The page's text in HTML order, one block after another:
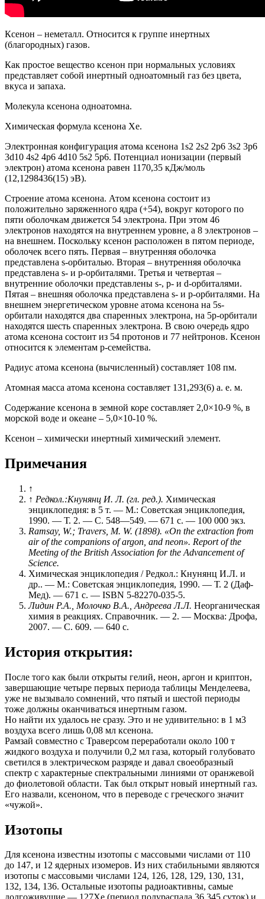
Ксенон – неметалл. Относится к группе инертных
(благородных) газов.
Как простое вещество ксенон при нормальных условиях
представляет собой инертный одноатомный газ без цвета,
вкуса и запаха.
Молекула ксенона одноатомна.
Химическая формула ксенона Xe.
Электронная конфигурация атома ксенона 1s2 2s2 2p6 3s2 3p6
3d10 4s2 4p6 4d10 5s2 5p6. Потенциал ионизации (первый
электрон) атома ксенона равен 1170,35 кДж/моль
(12,1298436(15) эВ).
Строение атома ксенона. Атом ксенона состоит из
положительно заряженного ядра (+54), вокруг которого по
пяти оболочкам движется 54 электрона. При этом 46
электронов находятся на внутреннем уровне, а 8 электронов –
на внешнем. Поскольку ксенон расположен в пятом периоде,
оболочек всего пять. Первая – внутренняя оболочка
представлена s-орбиталью. Вторая – внутренняя оболочка
представлена s- и р-орбиталями. Третья и четвертая –
внутренние оболочки представлены s-, р- и d-орбиталями.
Пятая – внешняя оболочка представлена s- и р-орбиталями. На
внешнем энергетическом уровне атома ксенона на 5s-
орбитали находятся два спаренных электрона, на 5p-орбитали
находятся шесть спаренных электрона. В свою очередь ядро
атома ксенона состоит из 54 протонов и 77 нейтронов. Ксенон
относится к элементам p-семейства.
Радиус атома ксенона (вычисленный) составляет 108 пм.
Атомная масса атома ксенона составляет 131,293(6) а. е. м.
Содержание ксенона в земной коре составляет 2,0×10-9 %, в
морской воде и океане – 5,0×10-10 %.
Ксенон – химически инертный химический элемент.
Примечания
↑
↑ Редкол.:Кнунянц И. Л. (гл. ред.). Химическая
энциклопедия: в 5 т. — М.: Советская энциклопедия,
1990. — Т. 2. — С. 548—549. — 671 с. — 100 000 экз.
Ramsay, W.; Travers, M. W. (1898). «On the extraction from
air of the companions of argon, and neon». Report of the
Meeting of the British Association for the Advancement of
Science.
Химическая энциклопедия / Редкол.: Кнунянц И.Л. и
др.. — М.: Советская энциклопедия, 1990. — Т. 2 (Даф-
Мед). — 671 с. — ISBN 5-82270-035-5.
Лидин Р.А., Молочко В.А., Андреева Л.Л. Неорганическая
химия в реакциях. Справочник. — 2. — Москва: Дрофа,
2007. — С. 609. — 640 с.
История открытия:
После того как были открыты гелий, неон, аргон и криптон,
завершающие четыре первых периода таблицы Менделеева,
уже не вызывало сомнений, что пятый и шестой периоды
тоже должны оканчиваться инертным газом.
Но найти их удалось не сразу. Это и не удивительно: в 1 м3
воздуха всего лишь 0,08 мл ксенона.
Рамзай совместно с Траверсом переработали около 100 т
жидкого воздуха и получили 0,2 мл газа, который голубовато
светился в электрическом разряде и давал своеобразный
спектр с характерные спектральными линиями от оранжевой
до фиолетовой области. Так был открыт новый инертный газ.
Его назвали, ксеноном, что в переводе с греческого значит
«чужой».
Изотопы
Для ксенона известны изотопы с массовыми числами от 110
до 147, и 12 ядерных изомеров. Из них стабильными являются
изотопы с массовыми числами 124, 126, 128, 129, 130, 131,
132, 134, 136. Остальные изотопы радиоактивны, самые